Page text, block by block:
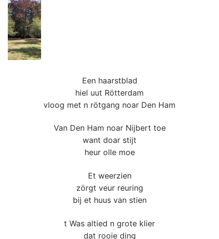
Een haarstblad
hiel uut Rötterdam
vloog met n rötgang noar Den Ham
Van Den Ham noar Nijbert toe
want doar stijt
heur olle moe
Et weerzien
zörgt veur reuring
bij et huus van stien
t Was altied n grote klier
dat rooie ding